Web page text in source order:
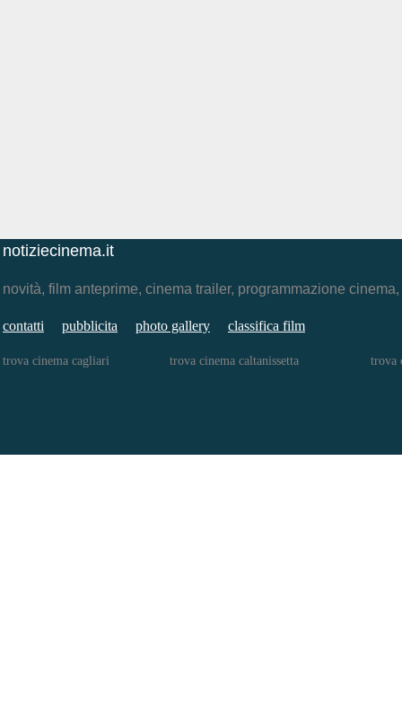
notiziecinema.it
novità, film anteprime, cinema trailer, programmazione
contatti pubblicita photo gallery classifica film
trova cinema cagliari trova cinema caltanissetta trova